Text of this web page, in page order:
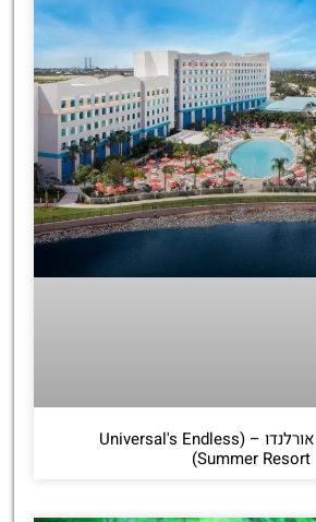
סרפסייד אין אורלנדו – (Universal's Endless
Summer Resort)